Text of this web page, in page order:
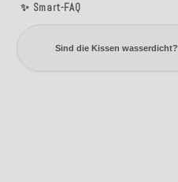
✨ Smart-FAQ
Sind die Kissen wasserdicht?